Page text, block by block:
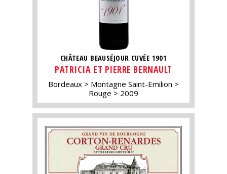
CHÂTEAU BEAUSÉJOUR CUVÉE 1901
PATRICIA ET PIERRE BERNAULT
Bordeaux
Montagne Saint-Emilion
Rouge
2009